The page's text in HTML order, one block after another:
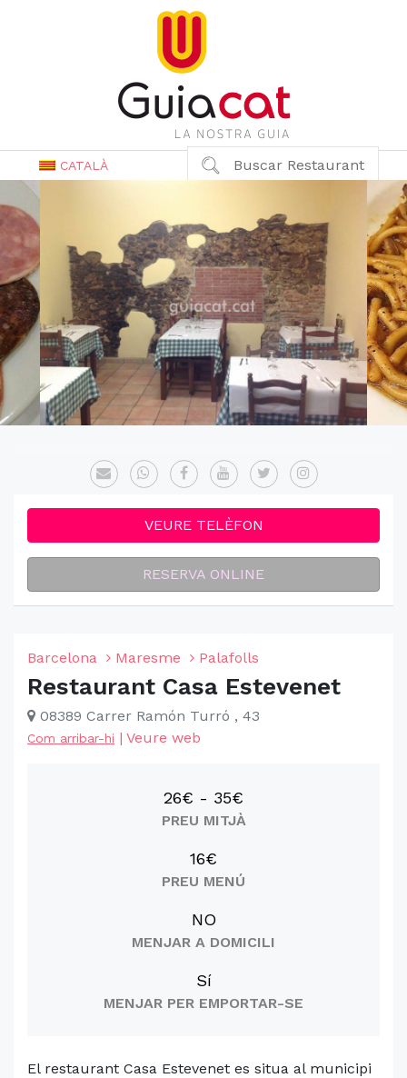
CATALÀ Buscar Restaurant
VEURE TELÈFON
RESERVA ONLINE
Barcelona Maresme Palafolls
Restaurant Casa Estevenet
08389 Carrer Ramón Turró , 43
Com arribar-hi | Veure web
26€ - 35€
PREU MITJÀ
16€
PREU MENÚ
NO
MENJAR A DOMICILI
Sí
MENJAR PER EMPORTAR-SE
El restaurant Casa Estevenet es situa al municipi